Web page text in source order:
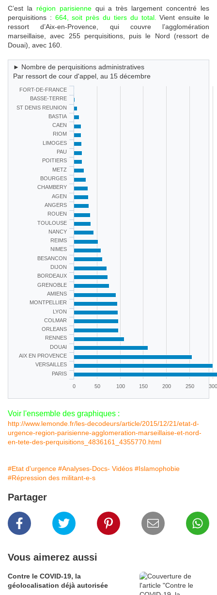
C’est la région parisiennequi a très largement concentré les
perquisitions : 664, soit près du tiers du total.
Vient ensuite le
ressort d’Aix-en-Provence, qui couvre l’agglomération
marseillaise, avec 255 perquisitions, puis le Nord (ressort de
Douai), avec 160.
Nombre de perquisitions administratives
Par ressort de cour d'appel, au 15 décembre
0 50 100 150 200 250 300
FORT-DE-FRANCE
BASSE-TERRE
ST DENIS REUNION
BASTIA
CAEN
RIOM
LIMOGES
PAU
POITIERS
METZ
BOURGES
CHAMBERY
AGEN
ANGERS
ROUEN
TOULOUSE
NANCY
REIMS
NIMES
BESANCON
DIJON
BORDEAUX
GRENOBLE
AMIENS
MONTPELLIER
LYON
COLMAR
ORLEANS
RENNES
DOUAI
AIX EN PROVENCE
VERSAILLES
PARIS
Voir l'ensemble des graphiques :
http://www.lemonde.fr/les-decodeurs/article/2015/12/21/etat-d-
urgence-region-parisienne-agglomeration-marseillaise-et-nord-
en-tete-des-perquisitions_4836161_4355770.html
#Etat d'urgence #Analyses-Docs- Vidéos #Islamophobie
#Répression des militant-e-s
Partager
Vous aimerez aussi
Contre le COVID-19, la
géolocalisation déjà autorisée